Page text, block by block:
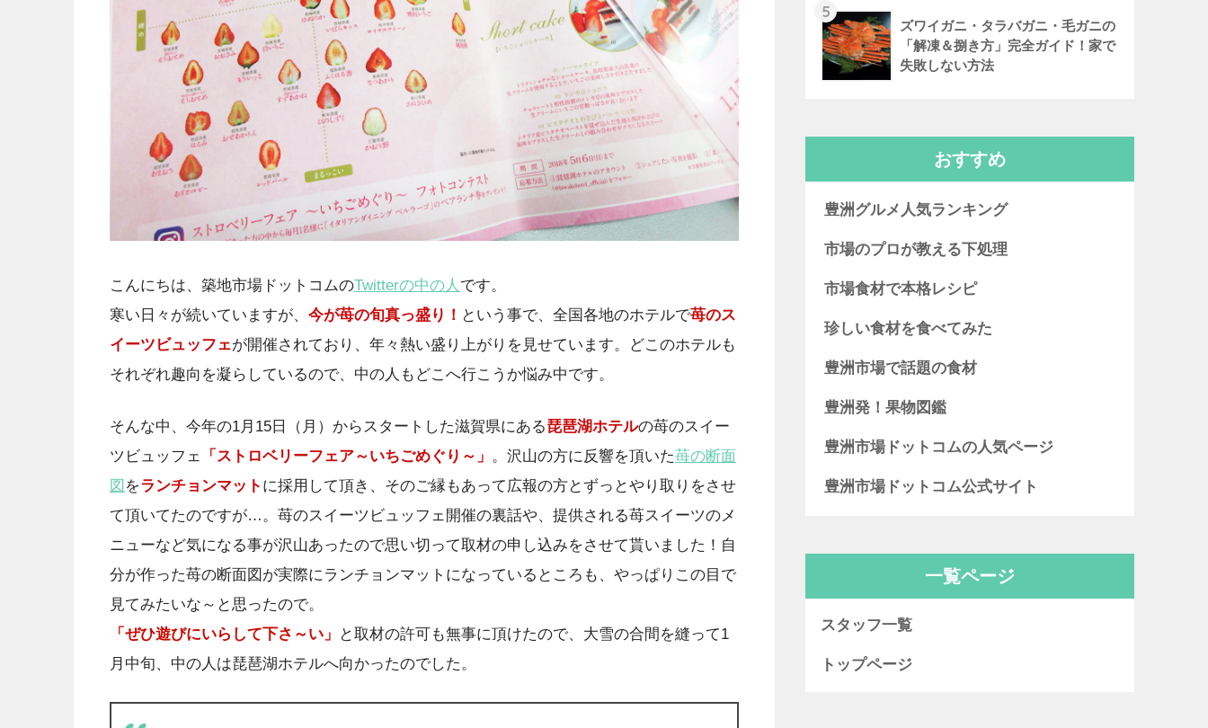
こんにちは、築地市場ドットコムのTwitterの中の人 です。
寒い日々が続いていますが、 今が苺の旬真っ盛り！ という事で、全国各地のホテルで苺のス
イーツビュッフェが開催されており、年々熱い盛り上がりを見せています。どこのホテルも
それぞれ趣向を凝らしているので、中の人もどこへ行こうか悩み中です。
そんな中、今年の1月15日（月）からスタートした滋賀県にある琵琶湖ホテルの苺のスイー
ツビュッフェ
「ストロベリーフェア～いちごめぐり～」 。沢山の方に反響を頂いた苺の断面
図 をランチョンマット に採用して頂き、そのご縁もあって広報の方とずっとやり取りをさせ
て頂いてたのですが…。苺のスイーツビュッフェ開催の裏話や、提供される苺スイーツのメ
ニューなど気になる事が沢山あったので思い切って取材の申し込みをさせて貰いました！自
分が作った苺の断面図が実際にランチョンマットになっているところも、やっぱりこの目で
見てみたいな～と思ったので。
「ぜひ遊びにいらして下さ～い」
と取材の許可も無事に頂けたので、大雪の合間を縫って1
月中旬、中の人は琵琶湖ホテルへ向かったのでした。
5
ズワイガニ・タラバガニ・毛ガニの
「解凍＆捌き方」完全ガイド！家で
失敗しない方法
おすすめ
豊洲グルメ人気ランキング
市場のプロが教える下処理
市場食材で本格レシピ
珍しい食材を食べてみた
豊洲市場で話題の食材
豊洲発！果物図鑑
豊洲市場ドットコムの人気ページ
豊洲市場ドットコム公式サイト
一覧ページ
スタッフ一覧
トップページ